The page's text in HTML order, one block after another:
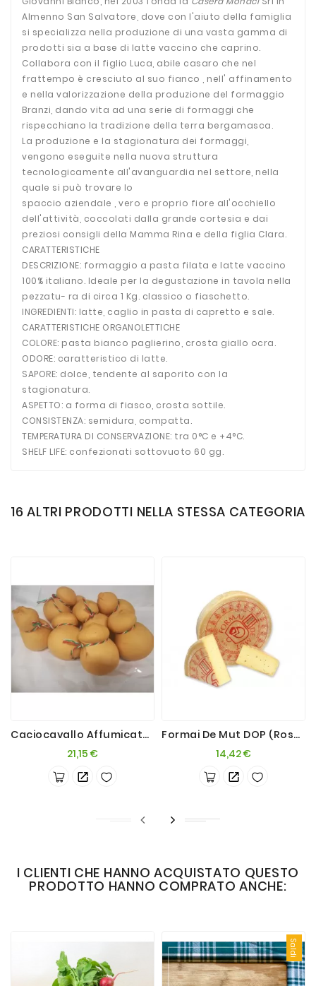
Almenno San Salvatore, dove con l'aiuto della famiglia
si specializza nella produzione di una vasta gamma di
prodotti sia a base di latte vaccino che caprino.
Collabora con il figlio Luca, abile casaro che nel
frattempo è cresciuto al suo fianco , nell' affinamento
e nella valorizzazione della produzione del formaggio
Branzi, dando vita ad una serie di formaggi che
rispecchiano la tradizione della terra bergamasca.
La produzione e la stagionatura dei formaggi,
vengono eseguite nella nuova struttura
tecnologicamente all'avanguardia nel settore, nella
quale si può trovare lo
spaccio aziendale , vero e proprio fiore all'occhiello
dell'attività, coccolati dalla grande cortesia e dai
preziosi consigli della Mamma Rina e della figlia Clara.
CARATTERISTICHE
DESCRIZIONE: formaggio a pasta filata e latte vaccino
100% italiano. Ideale per la degustazione in tavola nella
pezzatu- ra di circa 1 Kg. classico o fiaschetto.
INGREDIENTI: latte, caglio in pasta di capretto e sale.
CARATTERISTICHE ORGANOLETTICHE
COLORE: pasta bianco paglierino, crosta giallo ocra.
ODORE: caratteristico di latte.
SAPORE: dolce, tendente al saporito con la
stagionatura.
ASPETTO: a forma di fiasco, crosta sottile.
CONSISTENZA: semidura, compatta.
TEMPERATURA DI CONSERVAZIONE: tra 0°C e +4°C.
SHELF LIFE: confezionati sottovuoto 60 gg.
16 ALTRI PRODOTTI NELLA STESSA CATEGORIA
Caciocavallo Affumicato 1kg
21,15 €Prezzo
Formai De Mut DOP (rosso) 500g
14,42 €Prezzo
I CLIENTI CHE HANNO ACQUISTATO QUESTO
PRODOTTO HANNO COMPRATO ANCHE:
Saldi